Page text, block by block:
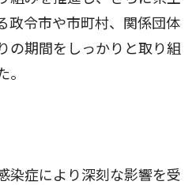
政令市や市町村、関係団体
の期間をしっかりと取り組
染症により深刻な影響を受